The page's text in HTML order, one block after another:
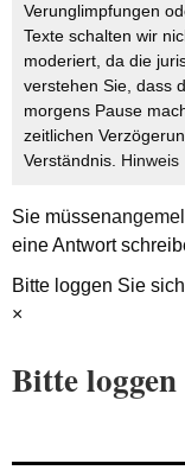
Verunglimpfungen
Texte schalten wir
moderiert, da die
verstehen Sie, dass
morgens Pause
zeitlichen
Verständnis. Hinweis
Sie müssen
eine Antwort
Bitte loggen Sie
×
Bitte